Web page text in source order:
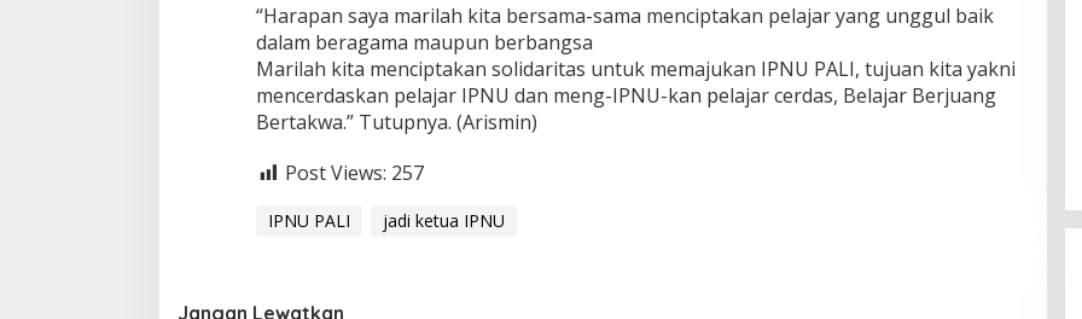
“Harapan saya marilah kita bersama-sama menciptakan pelajar yang unggul baik
dalam beragama maupun berbangsa
Marilah kita menciptakan solidaritas untuk memajukan IPNU PALI, tujuan kita yakni
mencerdaskan pelajar IPNU dan meng-IPNU-kan pelajar cerdas, Belajar Berjuang
Bertakwa.” Tutupnya. (Arismin)
Post Views: 257
IPNU PALI jadi ketua IPNU
Jangan Lewatkan